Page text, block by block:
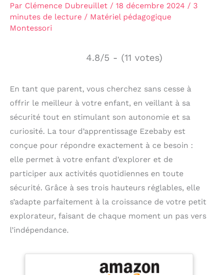
Par Clémence Dubreuillet / 18 décembre 2024 / 3
minutes de lecture / Matériel pédagogique
Montessori
4.8/5 - (11 votes)
En tant que parent, vous cherchez sans cesse à
offrir le meilleur à votre enfant, en veillant à sa
sécurité tout en stimulant son autonomie et sa
curiosité. La tour d’apprentissage Ezebaby est
conçue pour répondre exactement à ce besoin :
elle permet à votre enfant d’explorer et de
participer aux activités quotidiennes en toute
sécurité. Grâce à ses trois hauteurs réglables, elle
s’adapte parfaitement à la croissance de votre petit
explorateur, faisant de chaque moment un pas vers
l’indépendance.